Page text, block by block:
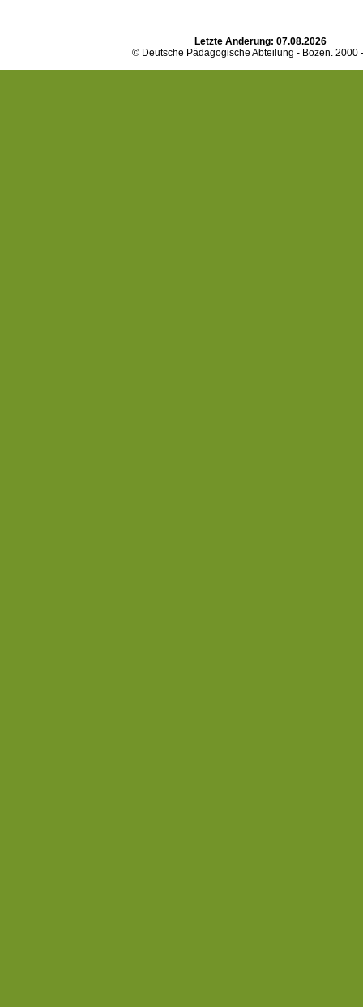
Letzte Änderung: 07.08.2026
© Deutsche Pädagogische Abteilung - Bozen. 2000